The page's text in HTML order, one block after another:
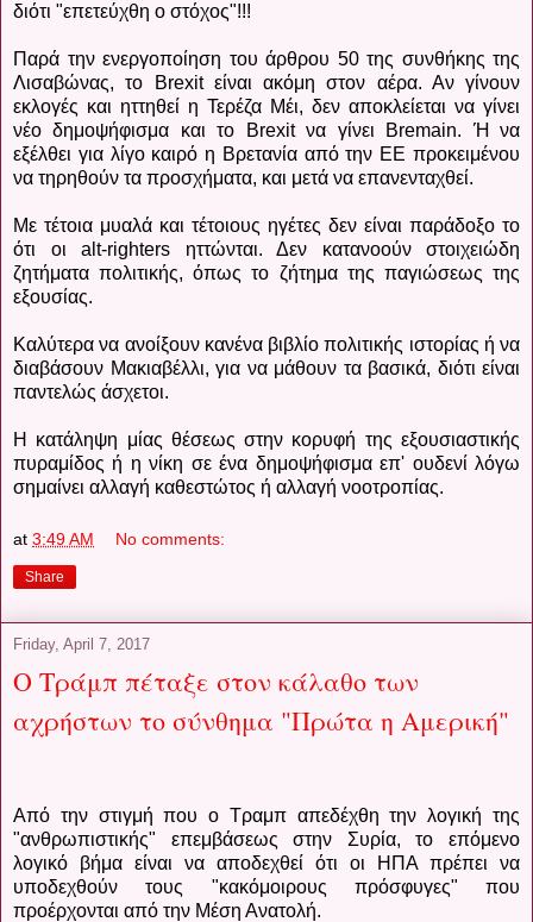
διότι "επετεύχθη ο στόχος"!!!
Παρά την ενεργοποίηση του άρθρου 50 της συνθήκης της
Λισαβώνας, το Brexit είναι ακόμη στον αέρα. Αν γίνουν
εκλογές και ηττηθεί η Τερέζα Μέι, δεν αποκλείεται να γίνει
νέο δημοψήφισμα και το Brexit να γίνει Bremain. Ή να
εξέλθει για λίγο καιρό η Βρετανία από την ΕΕ προκειμένου
να τηρηθούν τα προσχήματα, και μετά να επανενταχθεί.
Με τέτοια μυαλά και τέτοιους ηγέτες δεν είναι παράδοξο το
ότι οι alt-righters ηττώνται. Δεν κατανοούν στοιχειώδη
ζητήματα πολιτικής, όπως το ζήτημα της παγιώσεως της
εξουσίας.
Καλύτερα να ανοίξουν κανένα βιβλίο πολιτικής ιστορίας ή να
διαβάσουν Μακιαβέλλι, για να μάθουν τα βασικά, διότι είναι
παντελώς άσχετοι.
Η κατάληψη μίας θέσεως στην κορυφή της εξουσιαστικής
πυραμίδος ή η νίκη σε ένα δημοψήφισμα επ' ουδενί λόγω
σημαίνει αλλαγή καθεστώτος ή αλλαγή νοοτροπίας.
at 3:49 AM No comments:
Share
Friday, April 7, 2017
Ο Τράμπ πέταξε στον κάλαθο των
αχρήστων το σύνθημα "Πρώτα η Αμερική"
Από την στιγμή που ο Τραμπ απεδέχθη την λογική της
"ανθρωπιστικής" επεμβάσεως στην Συρία, το επόμενο
λογικό βήμα είναι να αποδεχθεί ότι οι ΗΠΑ πρέπει να
υποδεχθούν τους "κακόμοιρους πρόσφυγες" που
προέρχονται από την Μέση Ανατολή.